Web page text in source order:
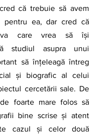
că trebuie să avem
pentru ea, dar cred că
care vrea să își
studiul asupra unui
să înțeleagă întreg
și biografic al celui
cercetării sale. De
foarte mare folos să
bine scrise și atent
cazul și celor două